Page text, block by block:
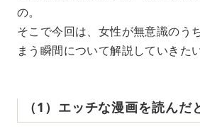
の。
そこで今回は、女性が無意識のう
まう瞬間について解説していきた
（1）エッチな漫画を読んだ